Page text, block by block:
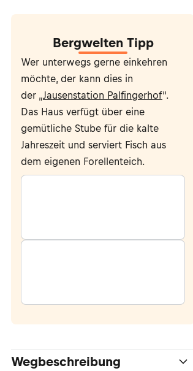
Bergwelten Tipp
Wer unterwegs gerne einkehren
möchte, der kann dies in
der „Jausenstation Palfingerhof“.
Das Haus verfügt über eine
gemütliche Stube für die kalte
Jahreszeit und serviert Fisch aus
dem eigenen Forellenteich.
Wegbeschreibung